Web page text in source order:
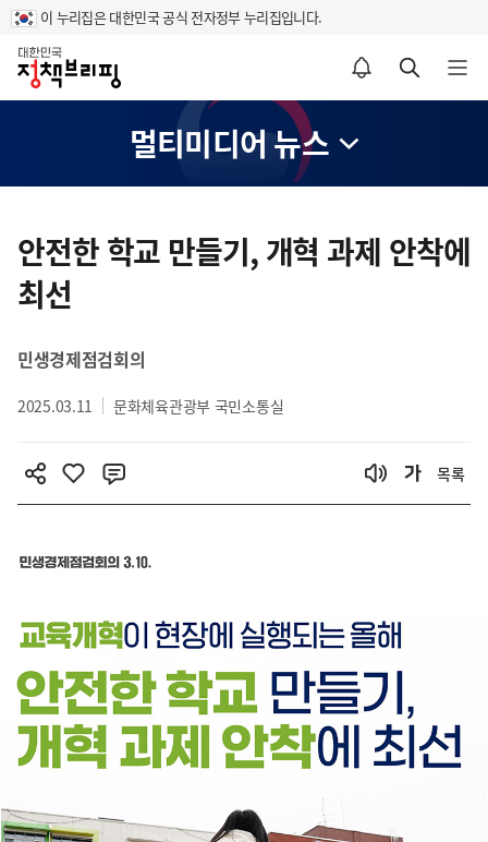
이 누리집은 대한민국 공식 전자정부 누리집입니다.
홈
알림설정 바로가기 검색 바로가기 메뉴 열기
멀티미디어 뉴스
텐
츠
영
안전한 학교 만들기, 개혁 과제 안착에
최선
민생경제점검회의
2025.03.11 문화체육관광부 국민소통실
목록